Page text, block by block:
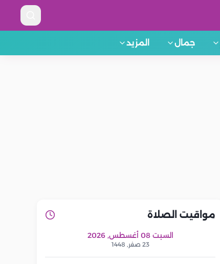
جمال المزيد
مواقيت الصلاة
السبت 08 أغسطس, 2026
23 صفر, 1448